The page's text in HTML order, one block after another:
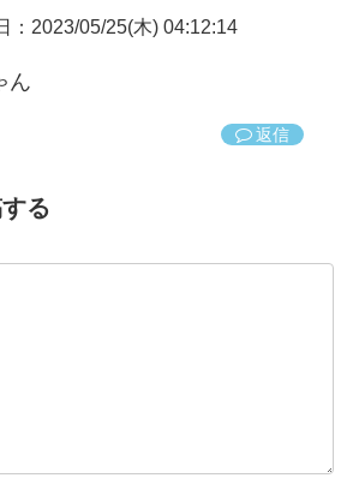
：2023/05/25(木) 04:12:14
ん
返信
る